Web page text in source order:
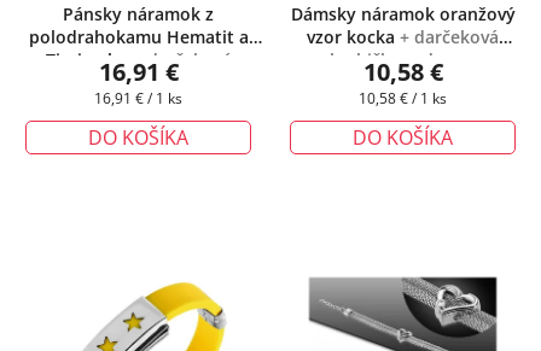
Pánsky náramok z
polodrahokamu Hematit a
Tigrie oko + darčeková
krabička zadarmo
16,91 €
Jednotková
16,91 € / 1 ks
DO KOŠÍKA
Dámsky náramok oranžový
vzor kocka + darčeková
krabička zadarmo
10,58 €
Jednotková
10,58 € / 1 ks
DO KOŠÍKA